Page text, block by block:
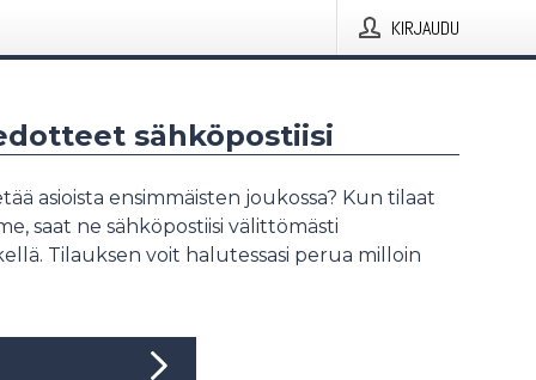
KIRJAUDU
sähköpostiisi
asioista ensimmäisten joukossa? Kun tilaat
saat ne sähköpostiisi välittömästi
Tilauksen voit halutessasi perua milloin